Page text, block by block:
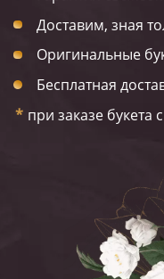
Доставим, зная
Оригинальные
Бесплатная
* при заказе букета